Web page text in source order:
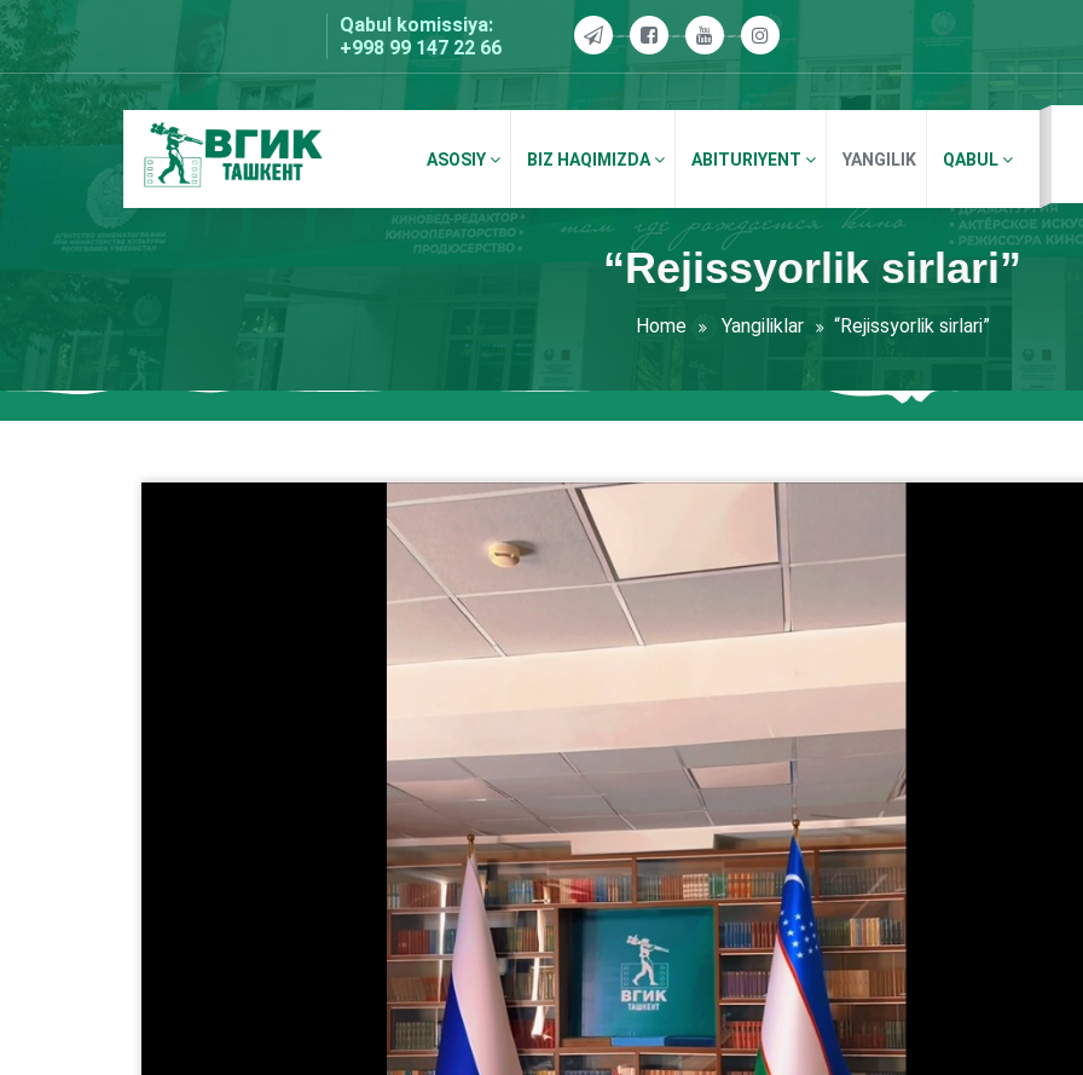
Skip
to
content
Qabul komissiya:
+998 99 147 22 66
BDKU Toshkent
ASOSIY BIZ HAQIMIZDA ABITURIYENT YANGILIK QABUL
“Rejissyorlik sirlari”
Home Yangiliklar “Rejissyorlik sirlari”